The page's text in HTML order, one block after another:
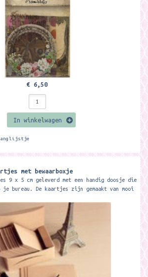
€ 6,50
In winkelwagen
met bewaarboxje
9 x 5 cm geleverd met een handig doosje die
bureau. De kaartjes zijn gemaakt van mooi